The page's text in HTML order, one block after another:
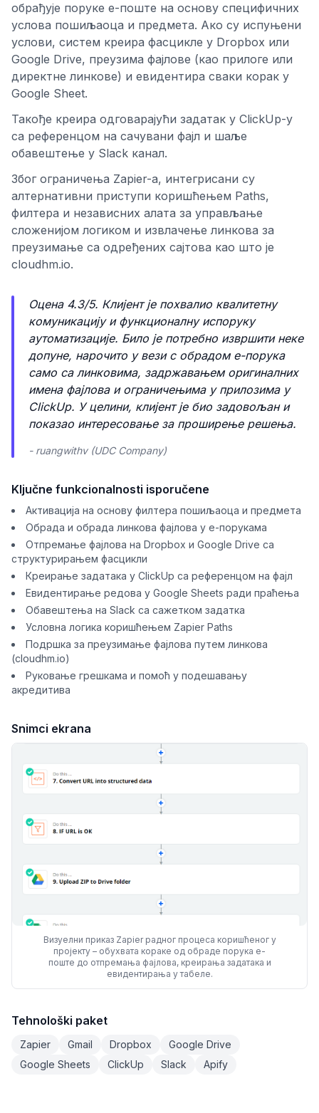
обрађује поруке е-поште на основу специфичних
услова пошиљаоца и предмета. Ако су испуњени
услови, систем креира фасцикле у Dropbox или
Google Drive, преузима фајлове (као прилоге или
директне линкове) и евидентира сваки корак у
Google Sheet.
Такође креира одговарајући задатак у ClickUp-у
са референцом на сачувани фајл и шаље
обавештење у Slack канал.
Због ограничења Zapier-а, интегрисани су
алтернативни приступи коришћењем Paths,
филтера и независних алата за управљање
сложенијом логиком и извлачење линкова за
преузимање са одређених сајтова као што је
cloudhm.io.
Оцена 4.3/5. Клијент је похвалио квалитетну
комуникацију и функционалну испоруку
аутоматизације. Било је потребно извршити неке
допуне, нарочито у вези с обрадом е-порука
само са линковима, задржавањем оригиналних
имена фајлова и ограничењима у прилозима у
ClickUp. У целини, клијент је био задовољан и
показао интересовање за проширење решења.
- ruangwithv (UDC Company)
Ključne funkcionalnosti isporučene
Активација на основу филтера пошиљаоца и предмета
Обрада и обрада линкова фајлова у е-порукама
Отпремање фајлова на Dropbox и Google Drive са
структурирањем фасцикли
Креирање задатака у ClickUp са референцом на фајл
Евидентирање редова у Google Sheets ради праћења
Обавештења на Slack са сажетком задатка
Условна логика коришћењем Zapier Paths
Подршка за преузимање фајлова путем линкова
(cloudhm.io)
Руковање грешкама и помоћ у подешавању
акредитива
Snimci ekrana
Визуелни приказ Zapier радног процеса коришћеног у
пројекту – обухвата кораке од обраде порука е-
поште до отпремања фајлова, креирања задатака и
евидентирања у табеле.
Tehnološki paket
Zapier Gmail Dropbox
Google Drive
Google Sheets
ClickUp Slack Apify